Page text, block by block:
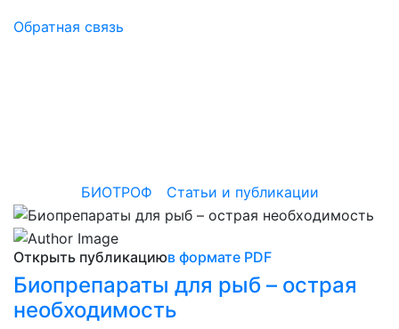
Обратная связь
БИОТРОФ Статьи и публикации
Открыть публикациюв формате PDF
Биопрепараты для рыб – острая
необходимость